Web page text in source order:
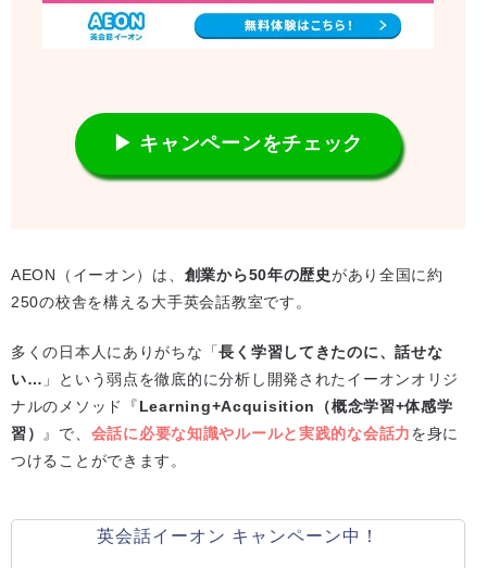
▶ キャンペーンをチェック
AEON（イーオン）は、 創業から50年の歴史があり全国に約
250の校舎を構える大手英会話教室です。
多くの日本人にありがちな「長く学習してきたのに、話せな
い… 」という弱点を徹底的に分析し開発されたイーオンオリジ
ナルのメソッド『Learning+Acquisition（概念学習+体感学
習）
』で、 会話に必要な知識やルールと実践的な会話力を身に
つけることができます。
英会話イーオン キャンペーン中！